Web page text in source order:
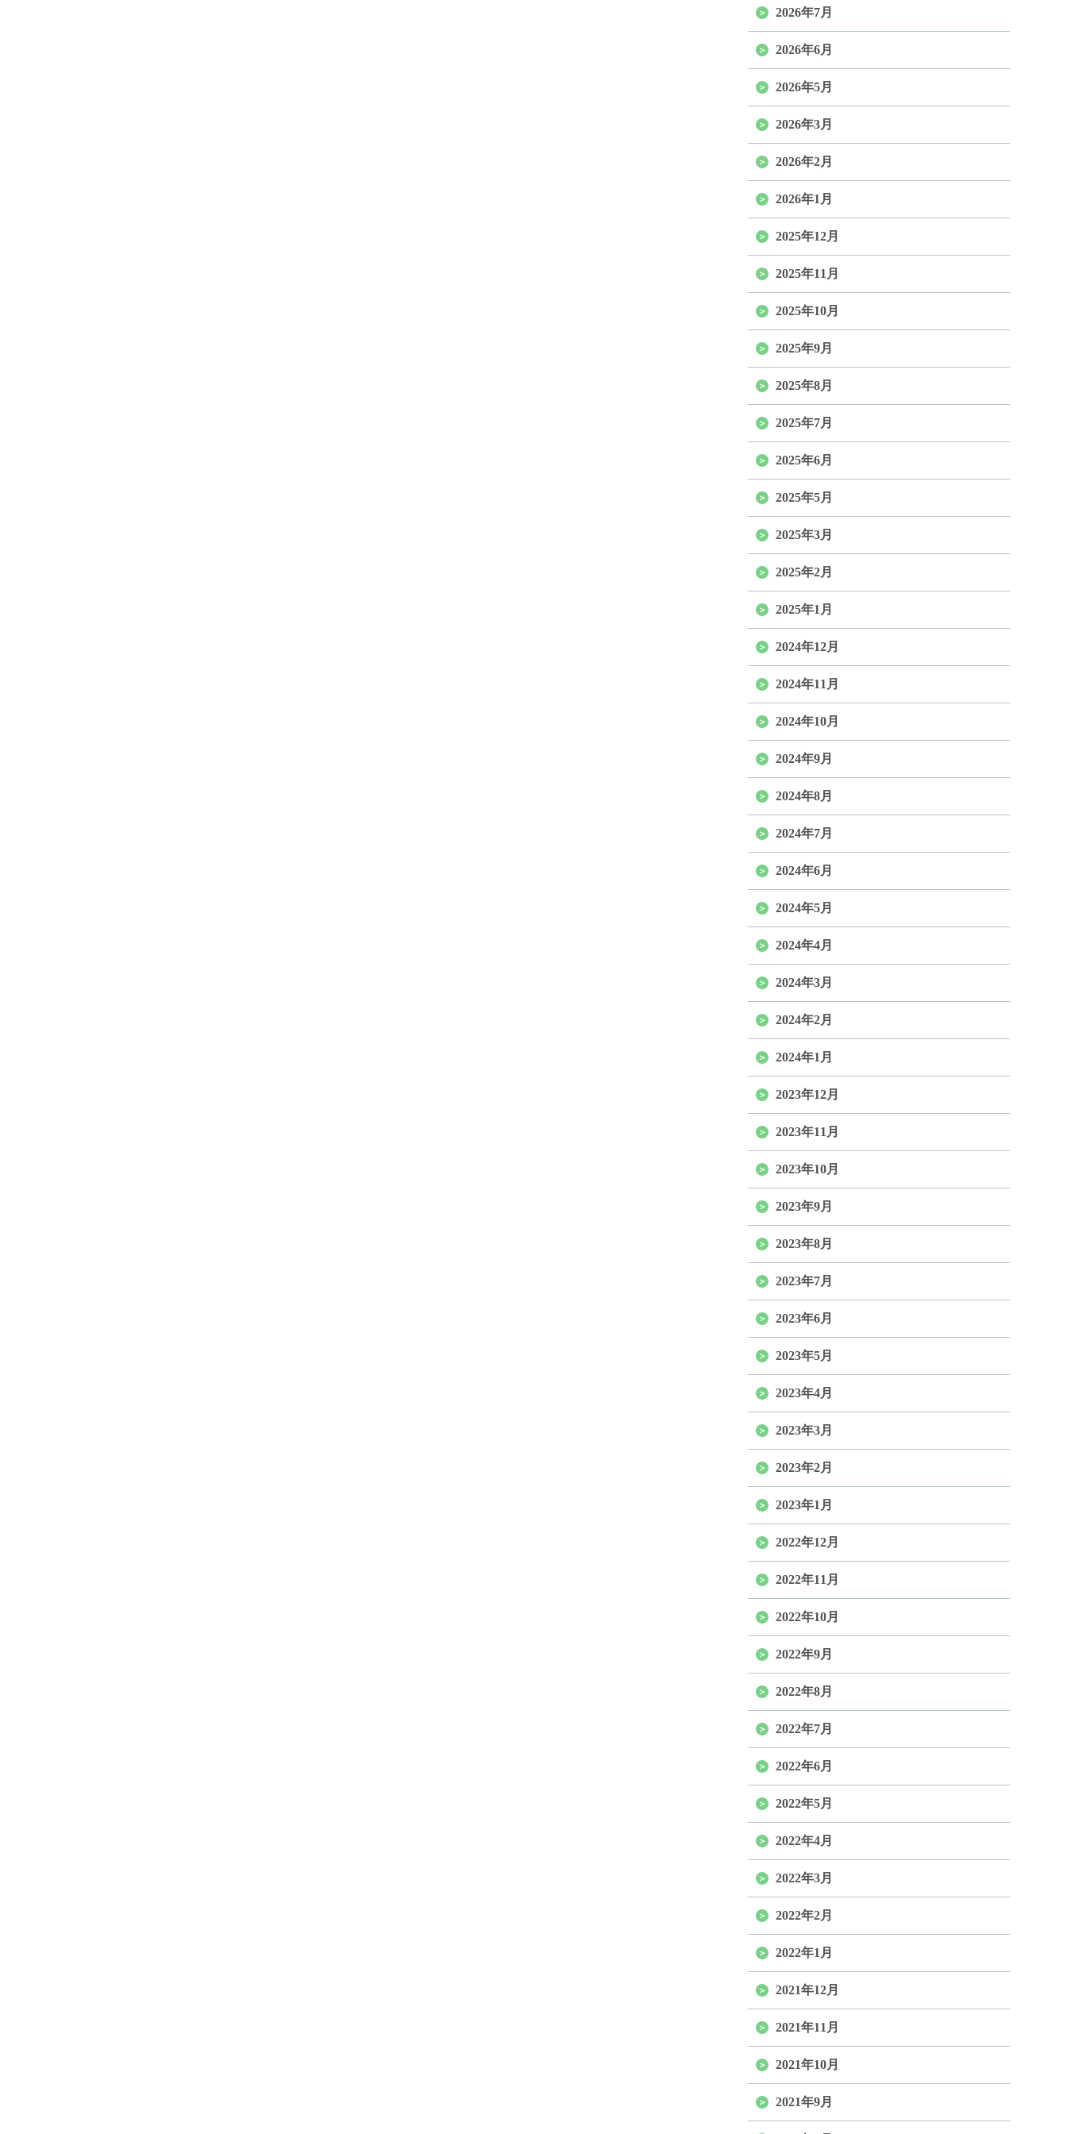
2026年7月
2026年6月
2026年5月
2026年3月
2026年2月
2026年1月
2025年12月
2025年11月
2025年10月
2025年9月
2025年8月
2025年7月
2025年6月
2025年5月
2025年3月
2025年2月
2025年1月
2024年12月
2024年11月
2024年10月
2024年9月
2024年8月
2024年7月
2024年6月
2024年5月
2024年4月
2024年3月
2024年2月
2024年1月
2023年12月
2023年11月
2023年10月
2023年9月
2023年8月
2023年7月
2023年6月
2023年5月
2023年4月
2023年3月
2023年2月
2023年1月
2022年12月
2022年11月
2022年10月
2022年9月
2022年8月
2022年7月
2022年6月
2022年5月
2022年4月
2022年3月
2022年2月
2022年1月
2021年12月
2021年11月
2021年10月
2021年9月